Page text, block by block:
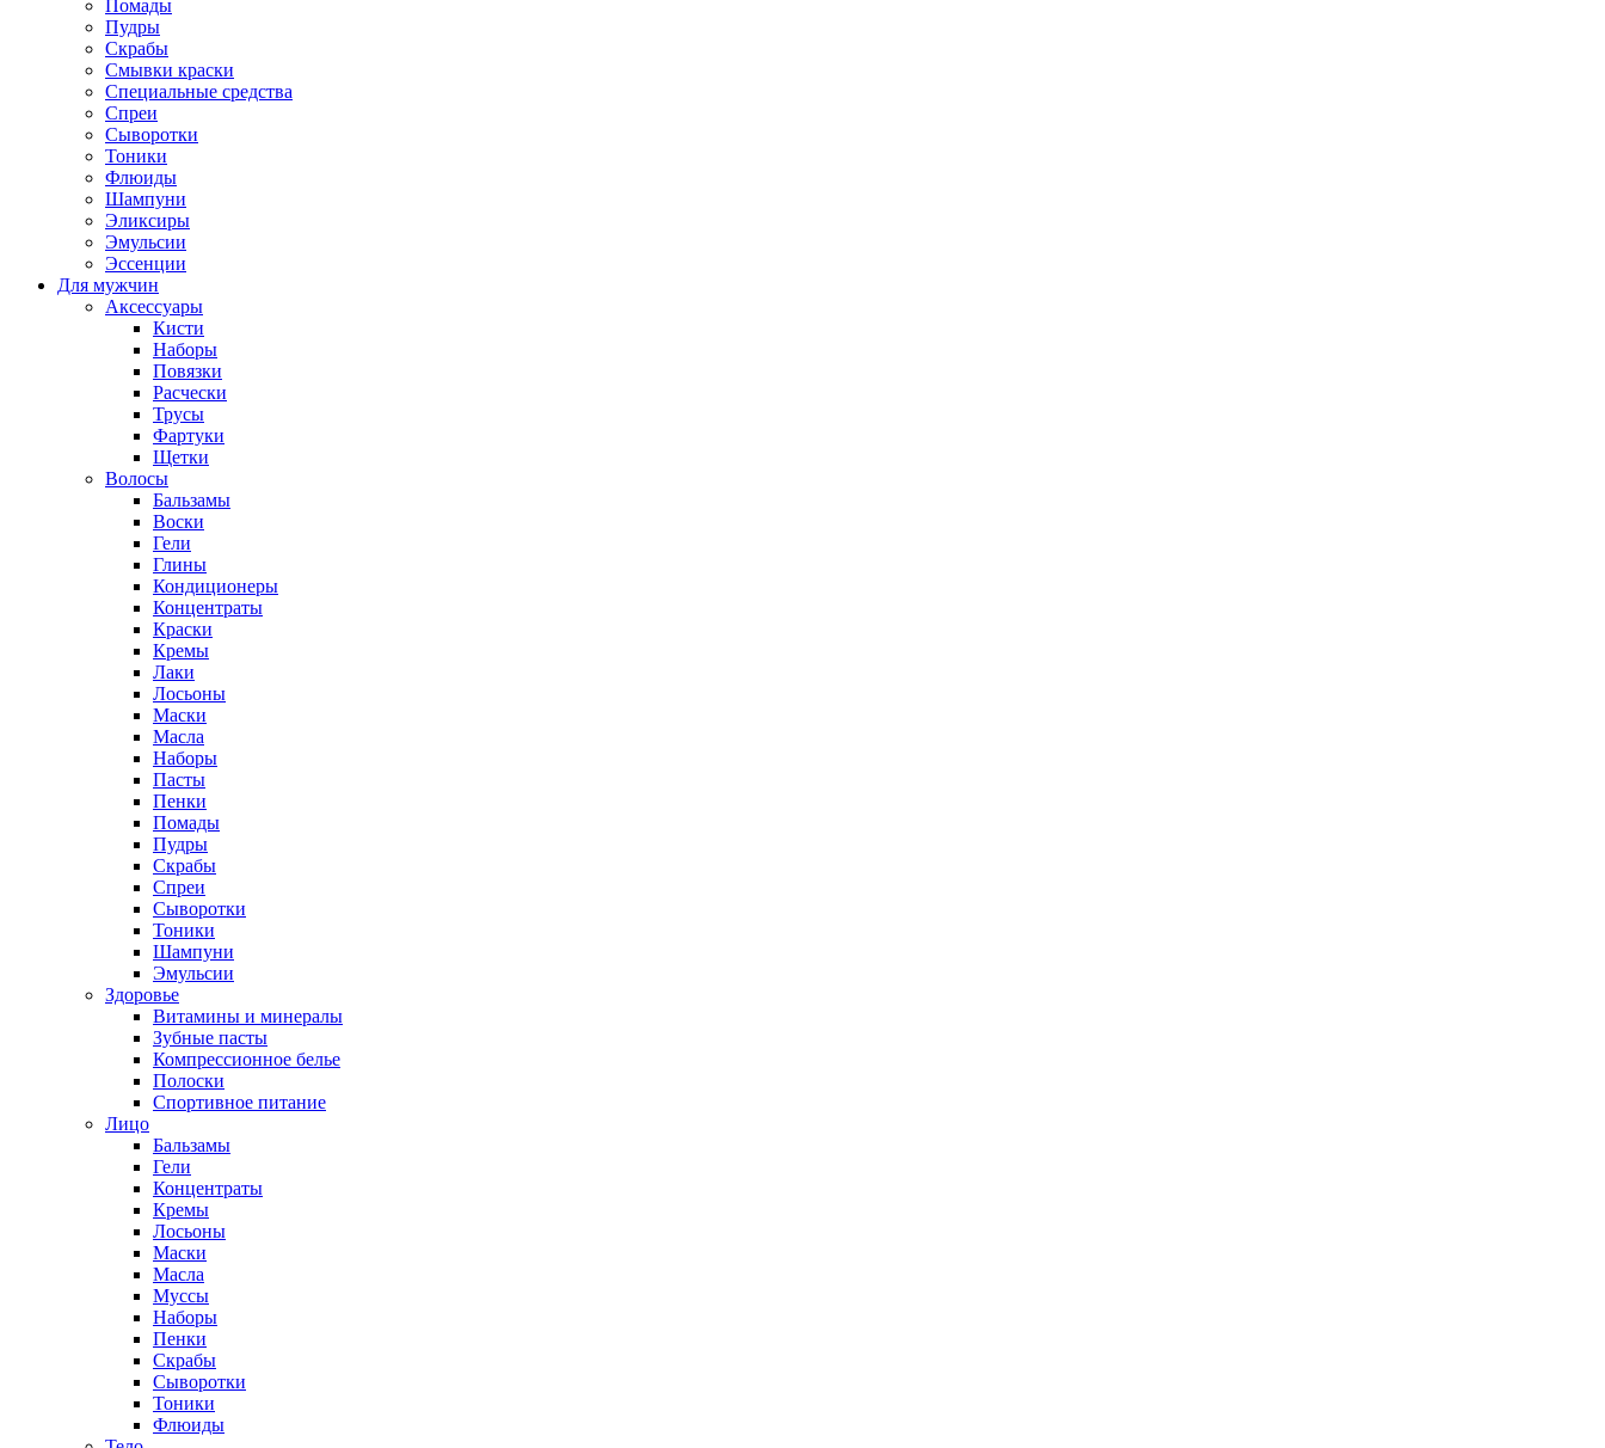
Помады
Пудры
Скрабы
Смывки краски
Специальные средства
Спреи
Сыворотки
Тоники
Флюиды
Шампуни
Эликсиры
Эмульсии
Эссенции
Для мужчин
Аксессуары
Кисти
Наборы
Повязки
Расчески
Трусы
Фартуки
Щетки
Волосы
Бальзамы
Воски
Гели
Глины
Кондиционеры
Концентраты
Краски
Кремы
Лаки
Лосьоны
Маски
Масла
Наборы
Пасты
Пенки
Помады
Пудры
Скрабы
Спреи
Сыворотки
Тоники
Шампуни
Эмульсии
Здоровье
Витамины и минералы
Зубные пасты
Компрессионное белье
Полоски
Спортивное питание
Лицо
Бальзамы
Гели
Концентраты
Кремы
Лосьоны
Маски
Масла
Муссы
Наборы
Пенки
Скрабы
Сыворотки
Тоники
Флюиды